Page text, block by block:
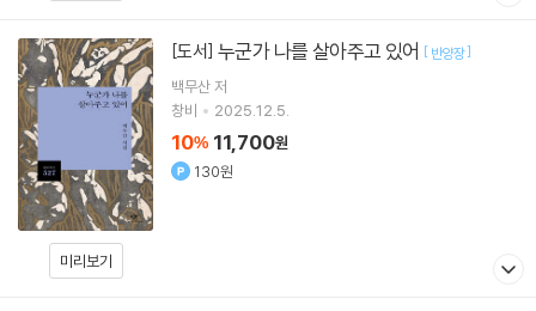
미리보기
[도서] 누군가 나를 살아주고 있어 [ 반양장]
백무산저
창비
2025.12.5.
10% 11,700원
130원